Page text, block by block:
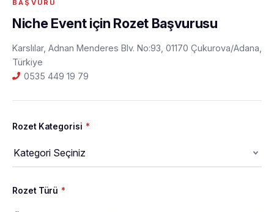
Niche Event için Rozet Başvurusu
Karslılar, Adnan Menderes Blv. No:93, 01170 Çukurova/Adana,
Türkiye
0535 449 19 79
Rozet Kategorisi *
Rozet Türü *